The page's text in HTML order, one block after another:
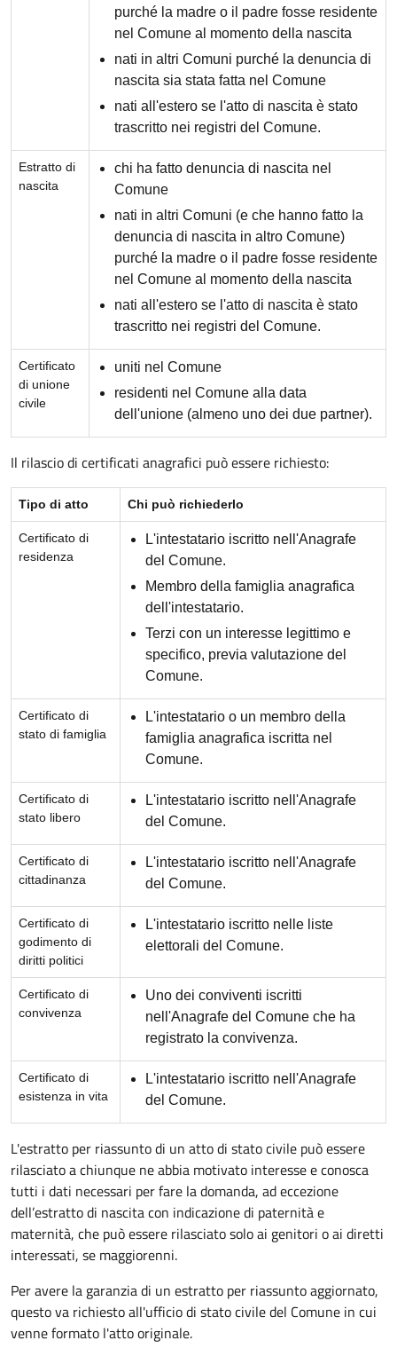
purché la madre o il padre fosse residente
nel Comune al momento della nascita
nati in altri Comuni purché la denuncia di
nascita sia stata fatta nel Comune
nati all'estero se l'atto di nascita è stato
trascritto nei registri del Comune.
Estratto di
nascita
chi ha fatto denuncia di nascita nel
Comune
nati in altri Comuni (e che hanno fatto la
denuncia di nascita in altro Comune)
purché la madre o il padre fosse residente
nel Comune al momento della nascita
nati all'estero se l'atto di nascita è stato
trascritto nei registri del Comune.
Certificato
di unione
civile
uniti nel Comune
residenti nel Comune alla data
dell'unione (almeno uno dei due partner).
Il rilascio di certificati anagrafici può essere richiesto:
Tipo di atto Chi può richiederlo
Certificato di
residenza
L'intestatario iscritto nell'Anagrafe
del Comune.
Membro della famiglia anagrafica
dell'intestatario.
Terzi con un interesse legittimo e
specifico, previa valutazione del
Comune.
Certificato di
stato di famiglia
L'intestatario o un membro della
famiglia anagrafica iscritta nel
Comune.
Certificato di
stato libero
L'intestatario iscritto nell'Anagrafe
del Comune.
Certificato di
cittadinanza
L'intestatario iscritto nell'Anagrafe
del Comune.
Certificato di
godimento di
diritti politici
L'intestatario iscritto nelle liste
elettorali del Comune.
Certificato di
convivenza
Uno dei conviventi iscritti
nell'Anagrafe del Comune che ha
registrato la convivenza.
Certificato di
esistenza in vita
L'intestatario iscritto nell'Anagrafe
del Comune.
L'estratto per riassunto di un atto di stato civile può essere
rilasciato a chiunque ne abbia motivato interesse e conosca
tutti i dati necessari per fare la domanda, ad eccezione
dell’estratto di nascita con indicazione di paternità e
maternità, che può essere rilasciato solo ai genitori o ai diretti
interessati, se maggiorenni.
Per avere la garanzia di un estratto per riassunto aggiornato,
questo va richiesto all'ufficio di stato civile del Comune in cui
venne formato l'atto originale.